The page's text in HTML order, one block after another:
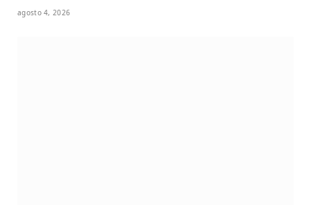
agosto 4, 2026